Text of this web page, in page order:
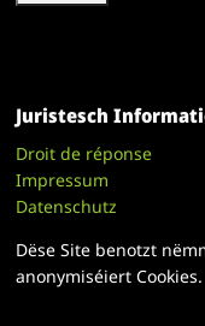
Juristesch
Droit de réponse
Impressum
Datenschutz
Dëse Site benotzt
anonymiséiert Cookies.